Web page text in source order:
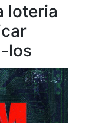
loteria
los